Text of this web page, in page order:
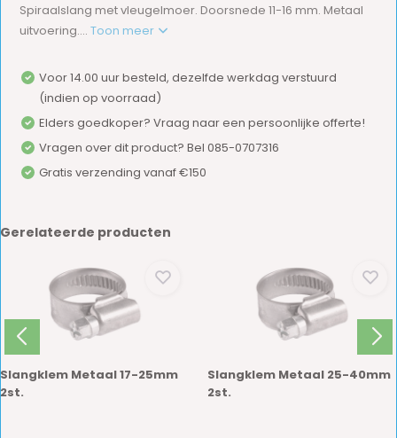
Spiraalslang met vleugelmoer. Doorsnede 11-16 mm. Metaal
uitvoering....Toon meer
Voor 14.00 uur besteld, dezelfde werkdag verstuurd
(indien op voorraad)
Elders goedkoper? Vraag naar een persoonlijke offerte!
Vragen over dit product? Bel 085-0707316
Gratis verzending vanaf €150
Gerelateerde producten
Slangklem Metaal 17-25mm
2st.
Slangklem Metaal 25-40mm
2st.